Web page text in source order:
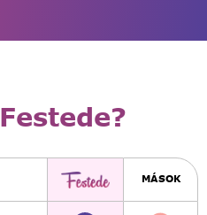
Festede?
MÁSOK